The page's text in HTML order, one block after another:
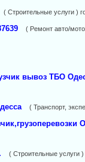
( Строительные услуги )
( Ремонт авто/
вывоз ТБО
( Транспорт,
( Строительные услуги